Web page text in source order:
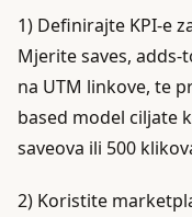
1) Definirajte KPI-e
Mjerite saves,
na UTM linkove, te
based model ciljate
saveova ili 500
2) Koristite